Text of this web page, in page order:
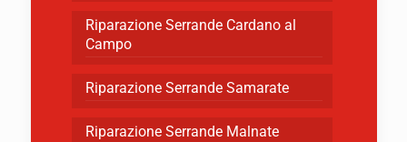
Riparazione Serrande Cardano al
Campo
Riparazione Serrande Samarate
Riparazione Serrande Malnate